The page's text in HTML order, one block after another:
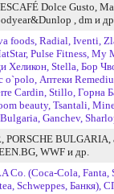
Dolce Gusto,
, dm и
foods, Radial, Iventi,
Pulse Fitness, Мy
Хеликон, Stella, Бор
o`polo, Аптеки
Cardin, Stillo, Горна
beauty, Tsantali,
Ganchev,
PORSCHE BULGARIA,
WWF и др.
Co. (Coca-Cola, Fanta,
Schweppes, Банкя),